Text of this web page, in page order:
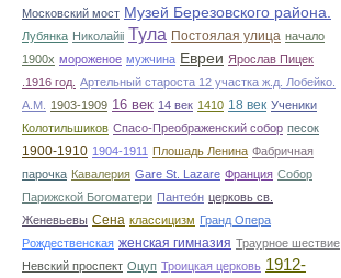
Московский мост Музей Березовского района.
Лубянка Николайii Тула Постоялая улица начало
1900х мороженое мужчина Евреи Ярослав Пицек
.1916 год. Артельный староста 12 участка ж.д. Лобейко.
А.М.
1903-1909 16 век 14 век 1410 18 век Ученики
Колотильшиков Спасо-Преображенский собор песок
1900-1910 1904-1911 Плошадь Ленина Фабричная
парочка Кавалерия Gare St. Lazare Франция Собор
Парижской Богоматери Пантео́н церковь св.
Женевьевы Сена классицизм Гранд Опера
Рождественская женская гимназия Траурное шествие
Невский проспект Оцуп Троицкая церковь 1912-